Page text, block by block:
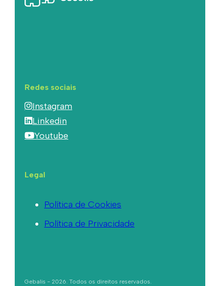
Redes sociais
Instagram
Linkedin
Youtube
Legal
Política de Cookies
Política de Privacidade
Gebalis - 2026. Todos os direitos reservados.